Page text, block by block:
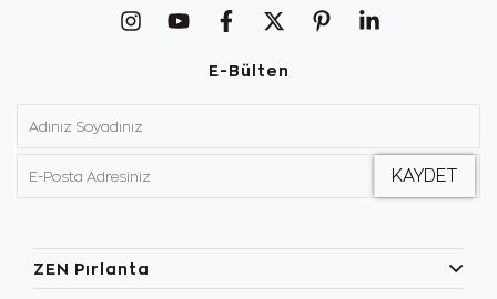
E-Bülten
ZEN Pırlanta